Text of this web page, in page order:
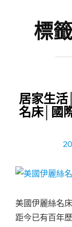
標
居家生
名床│國
美國伊麗絲名
距今已有百年